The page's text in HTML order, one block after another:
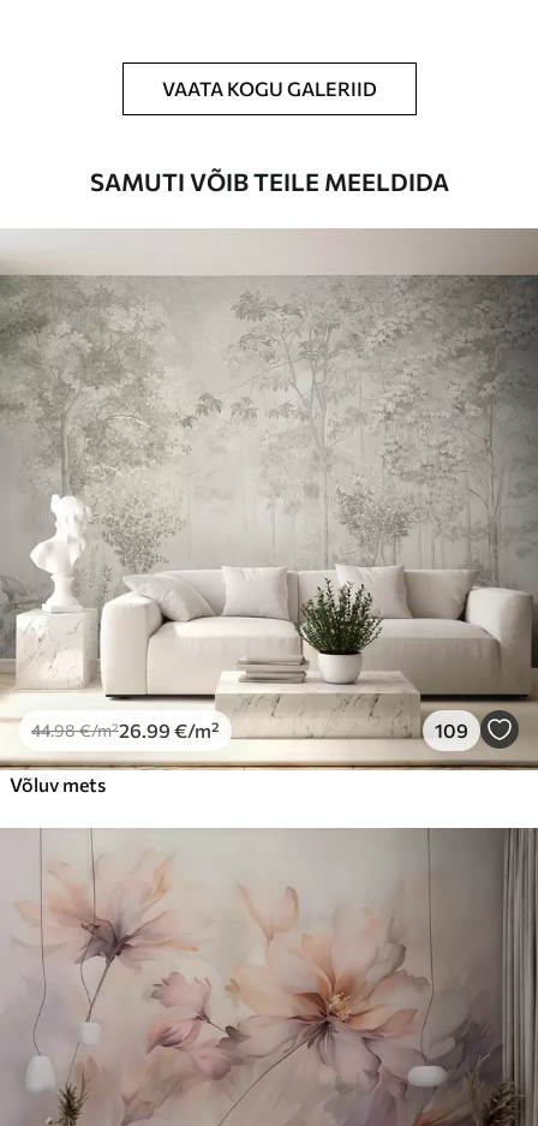
Saadaolevad materjalid
44.9826 .99
Premium
56.6734.00€/m²
Premium vinüül
65 .0039.00 €/m²
Peel and Stick
81 .67 49.00€/m²
VAATA KOGU GALERIID
SAMUTI VÕIB TEILE MEELDIDA
44.98€/m²26 .99 €/m² 109
Võluv mets